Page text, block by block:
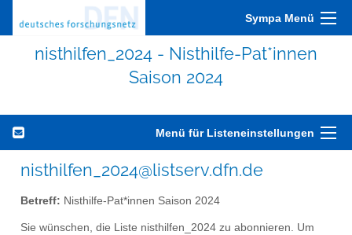
Sympa Menü
nisthilfen_2024 - Nisthilfe-Pat*innen
Saison 2024
Menü für Listeneinstellungen
nisthilfen_2024@listserv.dfn.de
Betreff: Nisthilfe-Pat*innen Saison 2024
Sie wünschen, die Liste nisthilfen_2024 zu abonnieren. Um